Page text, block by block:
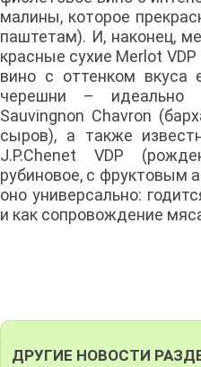
малины, которое
паштетам). И, наконец,
красные сухие Merlot
вино с оттенком вкуса
черешни –
Sauvingnon Chavron
сыров), а также
J.P.Chenet VDP
рубиновое, с фруктовым
оно универсально:
и как сопровождение
ДРУГИЕ НОВОСТИ